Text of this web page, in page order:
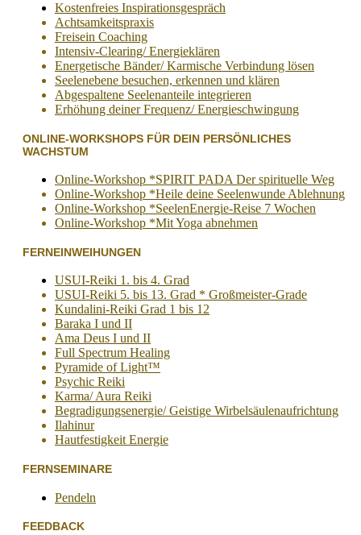
Kostenfreies Inspirationsgespräch
Achtsamkeitspraxis
Freisein Coaching
Intensiv-Clearing/ Energieklären
Energetische Bänder/ Karmische Verbindung lösen
Seelenebene besuchen, erkennen und klären
Abgespaltene Seelenanteile integrieren
Erhöhung deiner Frequenz/ Energieschwingung
ONLINE-WORKSHOPS FÜR DEIN PERSÖNLICHES
WACHSTUM
Online-Workshop *SPIRIT PADA Der spirituelle Weg
Online-Workshop *Heile deine Seelenwunde Ablehnung
Online-Workshop *SeelenEnergie-Reise 7 Wochen
Online-Workshop *Mit Yoga abnehmen
FERNEINWEIHUNGEN
USUI-Reiki 1. bis 4. Grad
USUI-Reiki 5. bis 13. Grad * Großmeister-Grade
Kundalini-Reiki Grad 1 bis 12
Baraka I und II
Ama Deus I und II
Full Spectrum Healing
Pyramide of Light™
Psychic Reiki
Karma/ Aura Reiki
Begradigungsenergie/ Geistige Wirbelsäulenaufrichtung
Ilahinur
Hautfestigkeit Energie
FERNSEMINARE
Pendeln
FEEDBACK